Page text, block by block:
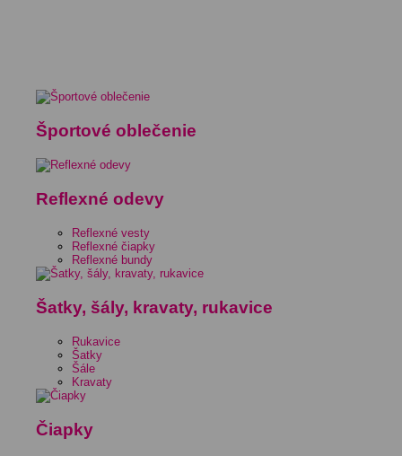
Športové oblečenie
Reflexné odevy
Reflexné vesty
Reflexné čiapky
Reflexné bundy
Šatky, šály, kravaty, rukavice
Rukavice
Šatky
Šále
Kravaty
Čiapky